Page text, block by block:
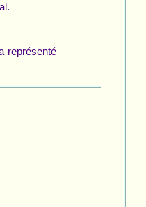
représenté